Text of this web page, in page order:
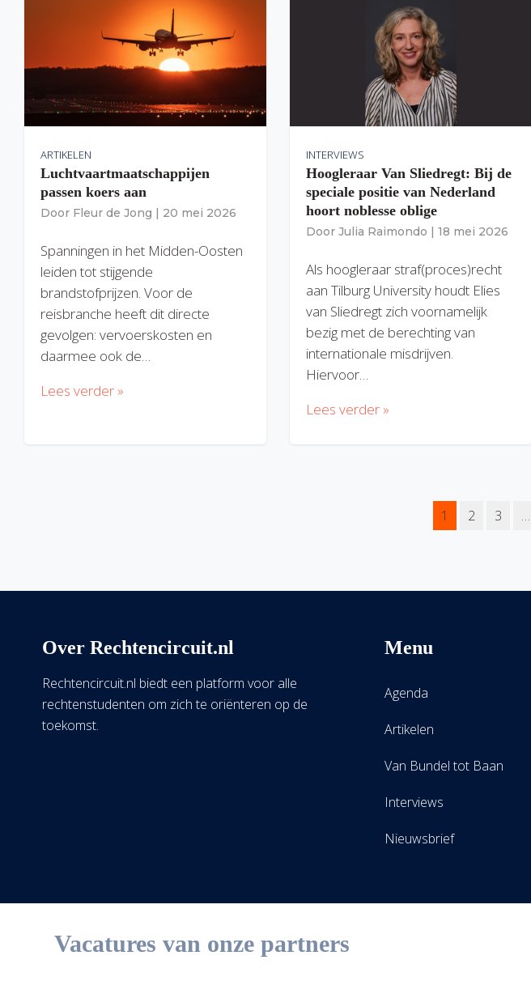
ARTIKELEN
Luchtvaartmaatschappijen
passen koers aan
Door Fleur de Jong | 20 mei 2026
Spanningen in het Midden-Oosten
leiden tot stijgende
brandstofprijzen. Voor de
reisbranche heeft dit directe
gevolgen: vervoerskosten en
daarmee ook de…
Lees verder »
INTERVIEWS
Hoogleraar Van Sliedregt: Bij de
speciale positie van Nederland
hoort noblesse oblige
Door Julia Raimondo | 18 mei 2026
Als hoogleraar straf(proces)recht
aan Tilburg University houdt Elies
van Sliedregt zich voornamelijk
bezig met de berechting van
internationale misdrijven.
Hiervoor…
Lees verder »
1 2 3 …
Over Rechtencircuit.nl
Rechtencircuit.nl biedt een platform voor alle
rechtenstudenten om zich te oriënteren op de
toekomst.
Menu
Agenda
Artikelen
Van Bundel tot Baan
Interviews
Nieuwsbrief
Vacatures van onze partners